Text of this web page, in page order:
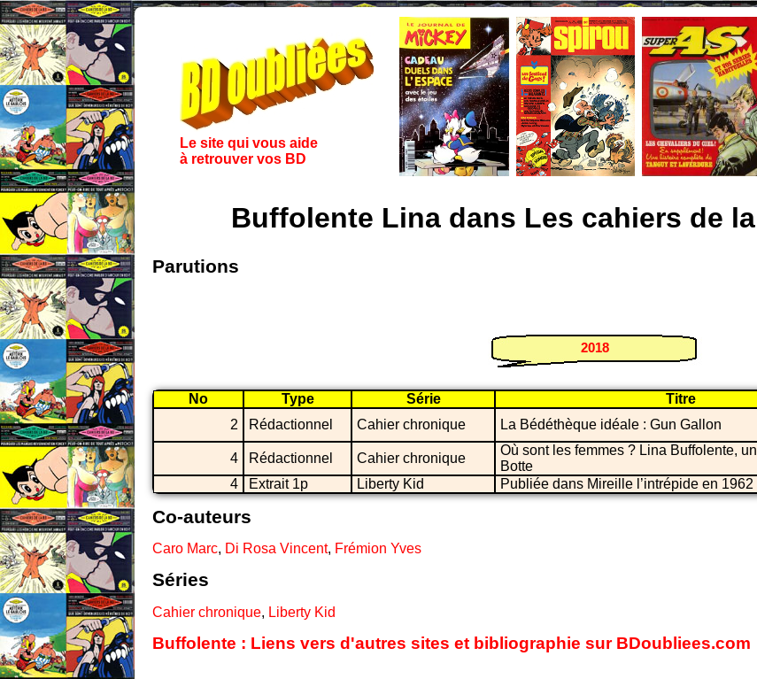
Le site qui vous aide
à retrouver vos BD
Buffolente Lina dans Les cahiers de
Parutions
2018
No Type Série Titre
2
Rédactionnel Cahier chronique La Bédéthèque idéale : Gun Gallon
4
Rédactionnel Cahier chronique
Où sont les femmes ? Lina Buffolente,
Botte
4
Extrait 1p Liberty Kid Publiée dans Mireille l’intrépide en 1962
Co-auteurs
Caro Marc, Di Rosa Vincent, Frémion Yves
Séries
Cahier chronique, Liberty Kid
Buffolente : Liens vers d'autres sites et bibliographie sur BDoubliees.com